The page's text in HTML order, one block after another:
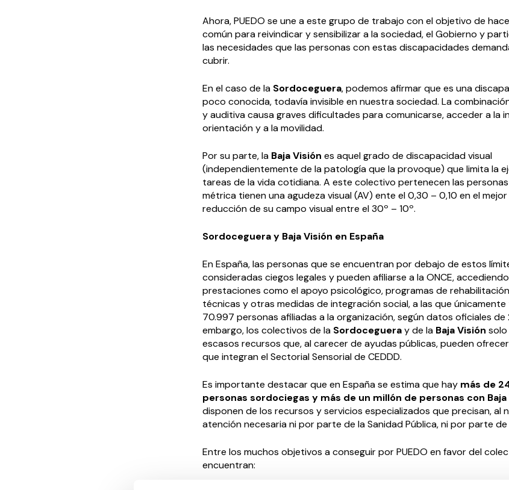
Ahora, PUEDO se une a este grupo de trabajo con el objetivo de
común para reivindicar y sensibilizar a la sociedad, el Gobierno y
las necesidades que las personas con estas discapacidades
cubrir.
En el caso de la Sordoceguera, podemos afirmar que es una
poco conocida, todavía invisible en nuestra sociedad. La
y auditiva causa graves dificultades para comunicarse, acceder a la
orientación y a la movilidad.
Por su parte, la Baja Visión es aquel grado de discapacidad visual
(independientemente de la patología que la provoque) que limita la
tareas de la vida cotidiana. A este colectivo pertenecen las
métrica tienen una agudeza visual (AV) ente el 0,30 – 0,10 en el
reducción de su campo visual entre el 30º – 10º.
Sordoceguera y Baja Visión en España
En España, las personas que se encuentran por debajo de estos
consideradas ciegos legales y pueden afiliarse a la ONCE,
prestaciones como el apoyo psicológico, programas de
técnicas y otras medidas de integración social, a las que
70.997 personas afiliadas a la organización, según datos oficiales de
embargo, los colectivos de la Sordocegueray de la Baja Visión
escasos recursos que, al carecer de ayudas públicas, pueden
que integran el Sectorial Sensorial de CEDDD.
Es importante destacar que en España se estima que hay más de
personas sordociegas y más de un millón de personas con Baja
disponen de los recursos y servicios especializados que precisan, al
atención necesaria ni por parte de la Sanidad Pública, ni por parte de
Entre los muchos objetivos a conseguir por PUEDO en favor del
encuentran: